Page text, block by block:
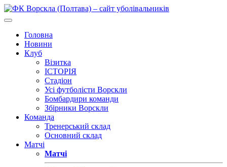
Головна
Новини
Клуб
Візитка
ІСТОРІЯ
Стадіон
Усі футболісти Ворскли
Бомбардири команди
Збірники Ворскли
Команда
Тренерський склад
Основний склад
Матчі
Матчі